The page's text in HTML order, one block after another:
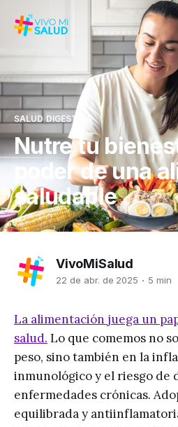
SALUD DIGESTIVA
Nutre tu
poder de una
saludable
VivoMiSalud
22 de abr. de 2025 5 min
La alimentación juega un
salud. Lo que comemos no
peso, sino también en la
inmunológico y el riesgo de
enfermedades crónicas.
equilibrada y